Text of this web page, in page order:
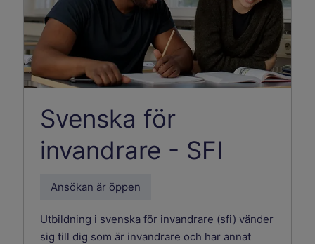
Svenska för
invandrare - SFI
Ansökan är öppen
Utbildning i svenska för invandrare (sfi) vänder
sig till dig som är invandrare och har annat